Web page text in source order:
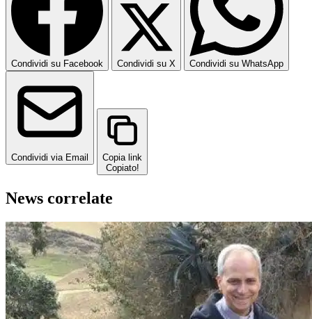
Condividi su Facebook Condividi su X Condividi su WhatsApp
Condividi via Email
Copia link
Copiato!
News correlate